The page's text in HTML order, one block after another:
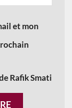
et mon
Rafik Smati